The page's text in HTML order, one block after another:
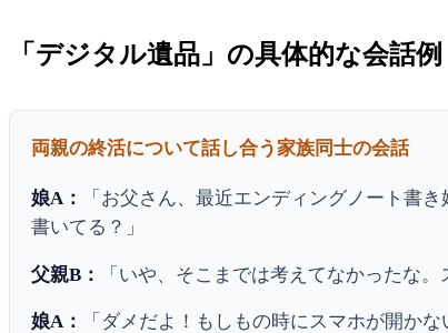
「デジタル遺品」の具体的な会話
両親の終活について話し合う家族同士の会話
娘A：
「お父さん、最近エンディングノート書
書いてる？」
父親B： 「いや、そこまでは考えてなかったな
娘A： 「ダメだよ！もしもの時にスマホが開か